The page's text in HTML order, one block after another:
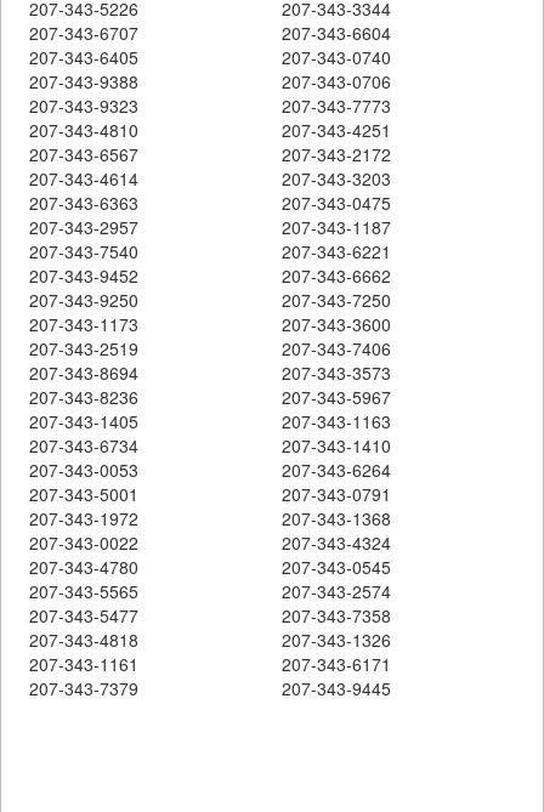
207-343-5226
207-343-3344
207-343-6707
207-343-6604
207-343-6405
207-343-0740
207-343-9388
207-343-0706
207-343-9323
207-343-7773
207-343-4810
207-343-4251
207-343-6567
207-343-2172
207-343-4614
207-343-3203
207-343-6363
207-343-0475
207-343-2957
207-343-1187
207-343-7540
207-343-6221
207-343-9452
207-343-6662
207-343-9250
207-343-7250
207-343-1173
207-343-3600
207-343-2519
207-343-7406
207-343-8694
207-343-3573
207-343-8236
207-343-5967
207-343-1405
207-343-1163
207-343-6734
207-343-1410
207-343-0053
207-343-6264
207-343-5001
207-343-0791
207-343-1972
207-343-1368
207-343-0022
207-343-4324
207-343-4780
207-343-0545
207-343-5565
207-343-2574
207-343-5477
207-343-7358
207-343-4818
207-343-1326
207-343-1161
207-343-6171
207-343-7379
207-343-9445